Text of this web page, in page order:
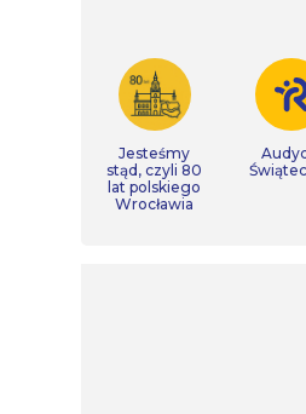
Jesteśmy
stąd, czyli 80
lat polskiego
Wrocławia